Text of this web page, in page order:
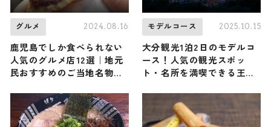
グルメ 2024.08.16
鹿児島でしか食べられない
人気のグルメ店12選｜地元
民おすすめのご当地名物や
モデルコース 2025.10.15
大分観光1泊2日のモデルコ
ース！人気の観光スポッ
ト・名所を満喫できる王道